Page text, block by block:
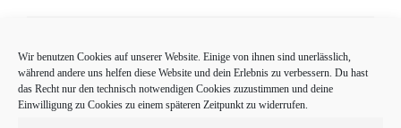
Wir benutzen Cookies auf unserer Website. Einige von ihnen sind unerlässlich,
während andere uns helfen diese Website und dein Erlebnis zu verbessern. Du hast
das Recht nur den technisch notwendigen Cookies zuzustimmen und deine
Einwilligung zu Cookies zu einem späteren Zeitpunkt zu widerrufen.
Start Lookbook Kontakt Impressum AGB
Datenschutzerklärung Widerrufsbelehrung